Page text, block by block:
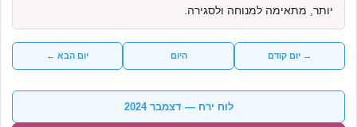
יותר, מתאימה למנוחה ולסגירה.
→ יום קודם היום יום הבא ←
לוח ירח — דצמבר 2024